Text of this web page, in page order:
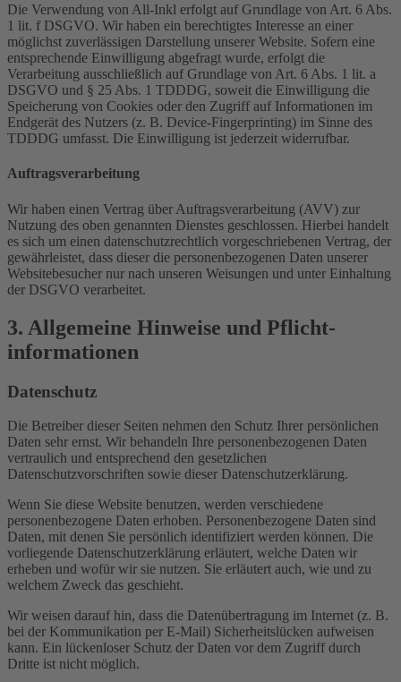
Die Verwendung von All-Inkl erfolgt auf Grundlage von Art. 6 Abs.
1 lit. f DSGVO. Wir haben ein berechtigtes Interesse an einer
möglichst zuverlässigen Darstellung unserer Website. Sofern eine
entsprechende Einwilligung abgefragt wurde, erfolgt die
Verarbeitung ausschließlich auf Grundlage von Art. 6 Abs. 1 lit. a
DSGVO und § 25 Abs. 1 TDDDG, soweit die Einwilligung die
Speicherung von Cookies oder den Zugriff auf Informationen im
Endgerät des Nutzers (z. B. Device-Fingerprinting) im Sinne des
TDDDG umfasst. Die Einwilligung ist jederzeit widerrufbar.
Auftragsverarbeitung
Wir haben einen Vertrag über Auftragsverarbeitung (AVV) zur
Nutzung des oben genannten Dienstes geschlossen. Hierbei handelt
es sich um einen datenschutzrechtlich vorgeschriebenen Vertrag, der
gewährleistet, dass dieser die personenbezogenen Daten unserer
Websitebesucher nur nach unseren Weisungen und unter Einhaltung
der DSGVO verarbeitet.
3. Allgemeine Hinweise und Pflicht­
informationen
Datenschutz
Die Betreiber dieser Seiten nehmen den Schutz Ihrer persönlichen
Daten sehr ernst. Wir behandeln Ihre personenbezogenen Daten
vertraulich und entsprechend den gesetzlichen
Datenschutzvorschriften sowie dieser Datenschutzerklärung.
Wenn Sie diese Website benutzen, werden verschiedene
personenbezogene Daten erhoben. Personenbezogene Daten sind
Daten, mit denen Sie persönlich identifiziert werden können. Die
vorliegende Datenschutzerklärung erläutert, welche Daten wir
erheben und wofür wir sie nutzen. Sie erläutert auch, wie und zu
welchem Zweck das geschieht.
Wir weisen darauf hin, dass die Datenübertragung im Internet (z. B.
bei der Kommunikation per E-Mail) Sicherheitslücken aufweisen
kann. Ein lückenloser Schutz der Daten vor dem Zugriff durch
Dritte ist nicht möglich.